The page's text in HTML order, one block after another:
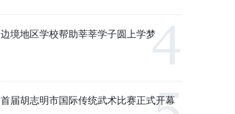
边境地区学校帮助莘莘学子圆上学梦
首届胡志明市国际传统武术比赛正式开幕